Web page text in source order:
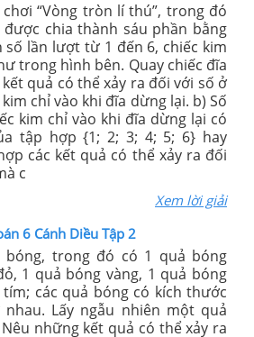
“Vòng tròn lí thú”, trong đó
chia thành sáu phần bằng
số lần lượt từ 1 đến 6, chiếc kim
trong hình bên. Quay chiếc đĩa
quả có thể xảy ra đối với số ở
chỉ vào khi đĩa dừng lại. b) Số
kim chỉ vào khi đĩa dừng lại có
tập hợp {1; 2; 3; 4; 5; 6} hay
các kết quả có thể xảy ra đối
c
Xem lời giải
6 Cánh Diều Tập 2
trong đó có 1 quả bóng
1 quả bóng vàng, 1 quả bóng
các quả bóng có kích thước
Lấy ngẫu nhiên một quả
những kết quả có thể xảy ra